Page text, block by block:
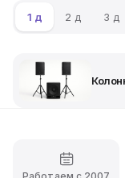
1 д
2 д 3 д